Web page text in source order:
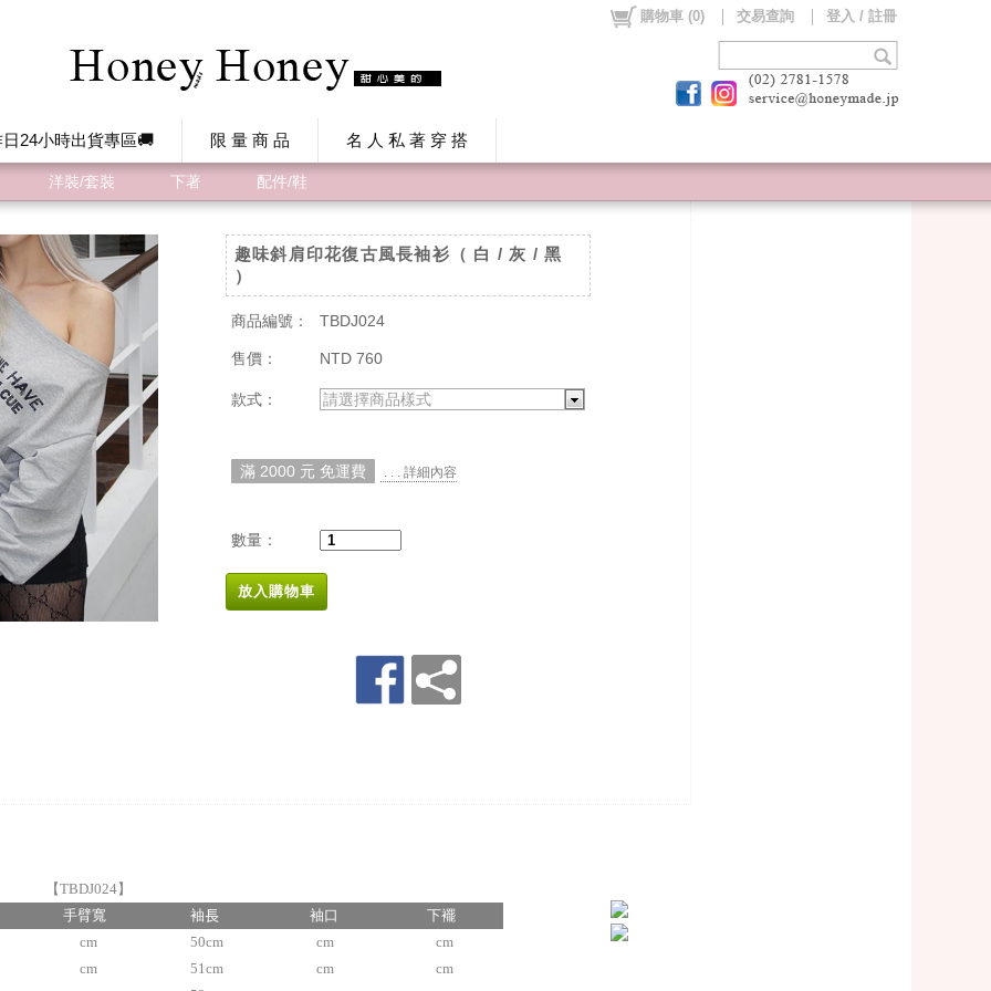
24小時出貨專區🚚 限 量 商 品 名 人 私 著 穿 搭
購物車 (0) 交易查詢 登入 / 註冊
洋裝/套裝 下著 配件/鞋
趣味斜肩印花復古風長袖衫（ 白 / 灰 / 黑
）
商品編號： TBDJ024
售價： NTD 760
款式： 請選擇商品樣式
滿 2000 元 免運費 . . . 詳細內容
數量：
放入購物車